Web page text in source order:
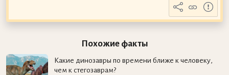
Похожие факты
Какие динозавры по времени ближе к человеку,
чем к стегозаврам?